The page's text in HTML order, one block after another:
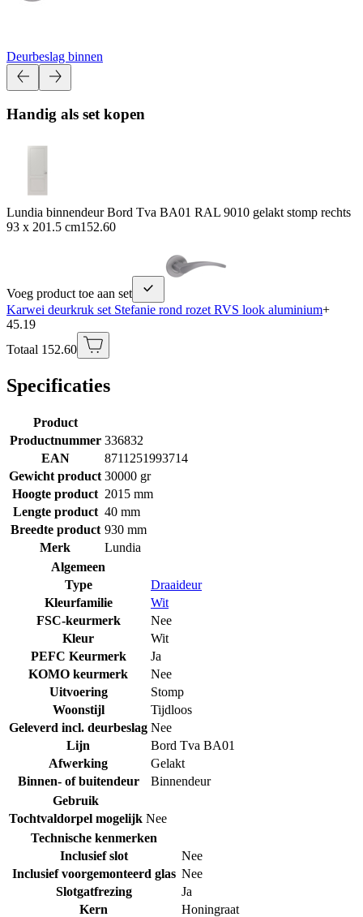
Deurbeslag binnen
Handig als set kopen
Lundia binnendeur Bord Tva BA01 RAL 9010 gelakt stomp rechts
93 x 201.5 cm152.60
Voeg product toe aan set
Karwei deurkruk set Stefanie rond rozet RVS look aluminium+
45.19
Totaal 152.60
Specificaties
Product
Productnummer 336832
EAN
8711251993714
Gewicht product 30000 gr
Hoogte product 2015 mm
Lengte product 40 mm
Breedte product 930 mm
Merk
Lundia
Algemeen
Type
Draaideur
Kleurfamilie
Wit
FSC-keurmerk
Nee
Kleur
Wit
PEFC Keurmerk
Ja
KOMO keurmerk
Nee
Uitvoering
Stomp
Woonstijl
Tijdloos
Geleverd incl. deurbeslag Nee
Lijn
Bord Tva BA01
Afwerking
Gelakt
Binnen- of buitendeur
Binnendeur
Gebruik
Tochtvaldorpel mogelijk Nee
Technische kenmerken
Inclusief slot
Nee
Inclusief voorgemonteerd glas Nee
Slotgatfrezing
Ja
Kern
Honingraat